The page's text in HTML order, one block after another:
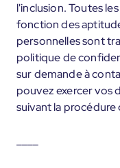
l'inclusion. Toutes
fonction des
personnelles sont
politique de
sur demande à
pouvez exercer vos
suivant la